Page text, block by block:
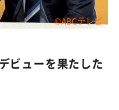
©ABCテレビ
ビューを果たした